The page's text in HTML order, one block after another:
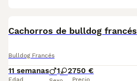
Cachorros de bulldog francés
Bulldog Francés
11 semanas
Edad
1 2750 €
Precio